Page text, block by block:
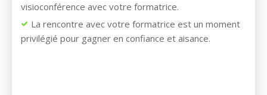
visioconférence avec votre formatrice.
La rencontre avec votre formatrice est un moment
privilégié pour gagner en confiance et aisance.